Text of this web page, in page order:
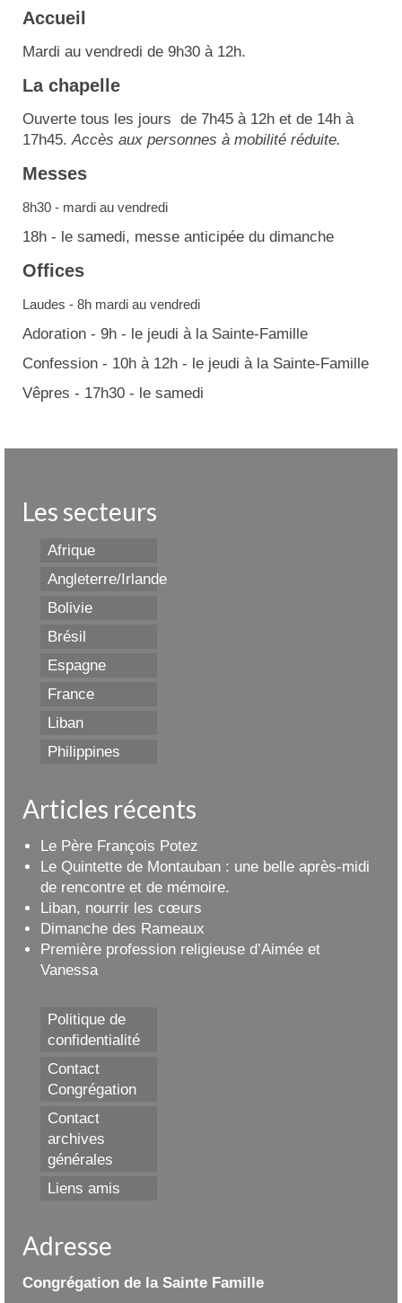
Accueil
Mardi au vendredi de 9h30 à 12h.
La chapelle
Ouverte tous les jours de 7h45 à 12h et de 14h à
17h45.Accès aux personnes à mobilité réduite.
Messes
8h30 - mardi au vendredi
18h - le samedi, messe anticipée du dimanche
Offices
Laudes - 8h mardi au vendredi
Adoration - 9h - le jeudi à la Sainte-Famille
Confession - 10h à 12h - le jeudi à la Sainte-Famille
Vêpres - 17h30 - le samedi
Les secteurs
Afrique
Angleterre/Irlande
Bolivie
Brésil
Espagne
France
Liban
Philippines
Articles récents
Le Père François Potez
Le Quintette de Montauban : une belle après-midi
de rencontre et de mémoire.
Liban, nourrir les cœurs
Dimanche des Rameaux
Première profession religieuse d’Aimée et
Vanessa
Politique de
confidentialité
Contact
Congrégation
Contact
archives
générales
Liens amis
Adresse
Congrégation de la Sainte Famille